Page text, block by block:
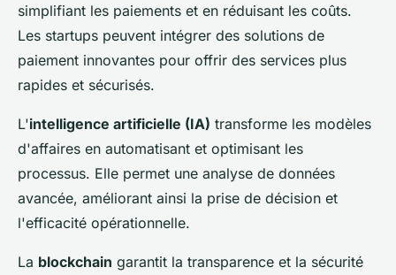
simplifiant les paiements et en réduisant les coûts.
Les startups peuvent intégrer des solutions de
paiement innovantes pour offrir des services plus
rapides et sécurisés.
L'intelligence artificielle (IA) transforme les modèles
d'affaires en automatisant et optimisant les
processus. Elle permet une analyse de données
avancée, améliorant ainsi la prise de décision et
l'efficacité opérationnelle.
La blockchain garantit la transparence et la sécurité